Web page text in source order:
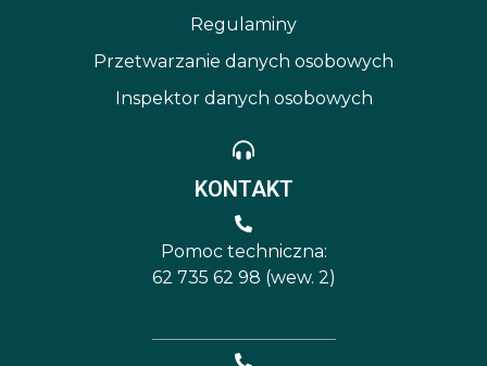
Regulaminy
Przetwarzanie danych osobowych
Inspektor danych osobowych
KONTAKT
Pomoc techniczna:
62 735 62 98 (wew. 2)